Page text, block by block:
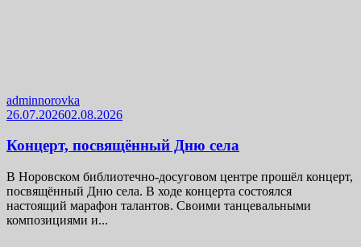
adminnorovka
26.07.202602.08.2026
Концерт, посвящённый Дню села
В Норовском библиотечно-досуговом центре прошёл концерт,
посвящённый Дню села. В ходе концерта состоялся
настоящий марафон талантов. Своими танцевальными
композициями и...